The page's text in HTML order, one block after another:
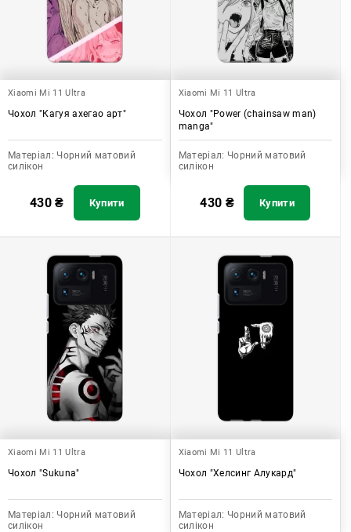
Xiaomi Mi 11 Ultra
Чохол "Кагуя ахегао арт"
Матеріал: Чорний матовий
силікон
430₴ Купити
Xiaomi Mi 11 Ultra
Чохол "Power (chainsaw man)
manga"
Матеріал: Чорний матовий
силікон
430 ₴ Купити
Xiaomi Mi 11 Ultra
Чохол "Sukuna"
Матеріал: Чорний матовий
силікон
Xiaomi Mi 11 Ultra
Чохол "Хелсинг Алукард"
Матеріал: Чорний матовий
силікон